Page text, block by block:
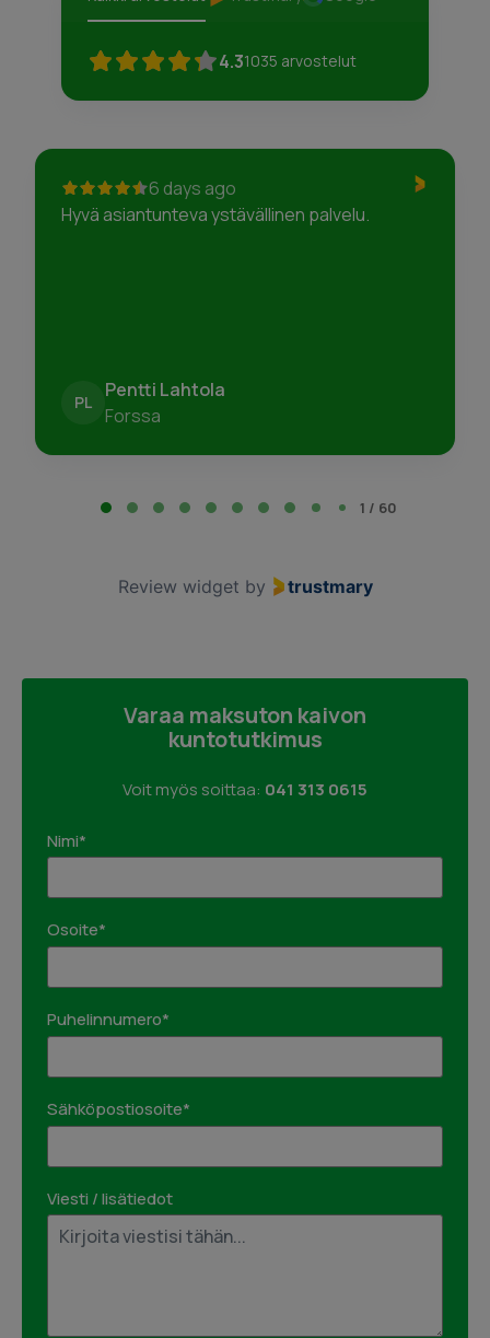
4.31035 arvostelut
6 days ago
Hyvä asiantunteva ystävällinen palvelu.
PL
Pentti Lahtola
Forssa
1 / 60
Review widget by trustmary
Varaa maksuton kaivon
kuntotutkimus
Voit myös soittaa: 041 313 0615
Nimi*
Osoite*
Puhelinnumero*
Sähköpostiosoite*
Viesti / lisätiedot